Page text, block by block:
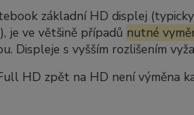
základní HD displej
ve většině případů nutné
Displeje s vyšším rozlišením
HD zpět na HD není výměna